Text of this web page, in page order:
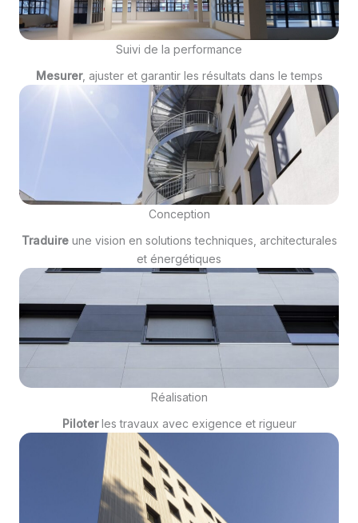
Suivi de la performance
Mesurer, ajuster et garantir les résultats dans le temps
Conception
Traduireune vision en solutions techniques, architecturales
et énergétiques
Réalisation
Piloterles travaux avec exigence et rigueur